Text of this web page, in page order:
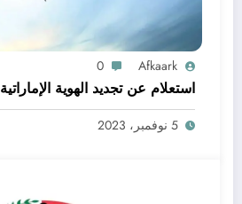
Afkaark
0
استعلام عن تجديد الهوية الإماراتية 2024
5 نوفمبر، 2023